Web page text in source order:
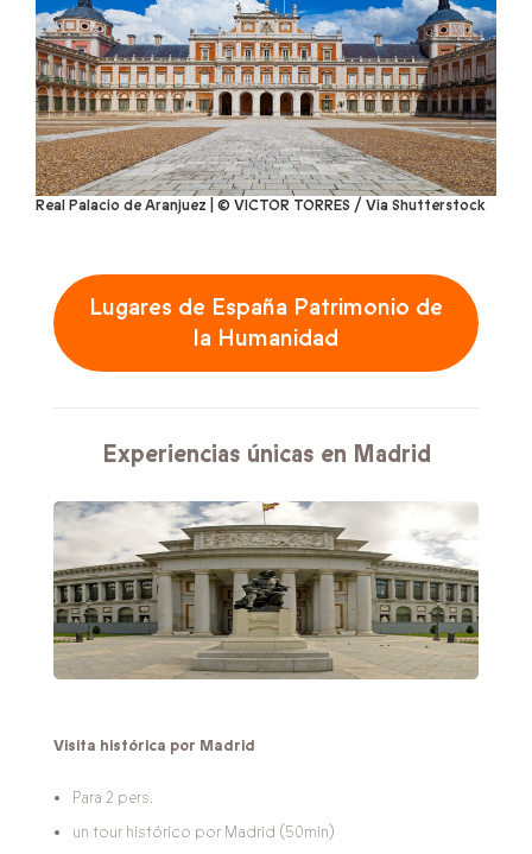
Real Palacio de Aranjuez | © VICTOR TORRES / Via Shutterstock
Lugares de España Patrimonio de
la Humanidad
Experiencias únicas en Madrid
Visita histórica por Madrid
Para 2 pers.
un tour histórico por Madrid (50min)